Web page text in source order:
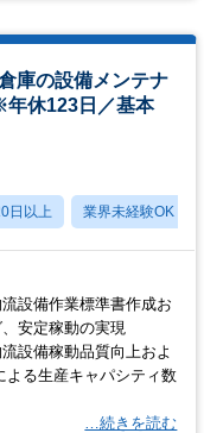
庫の設備メンテナ
年休123日／基本
日以上 業界未経験OK
設備作業標準書作成お
安定稼動の実現
設備稼動品質向上およ
よる生産キャパシティ数
…続きを読む